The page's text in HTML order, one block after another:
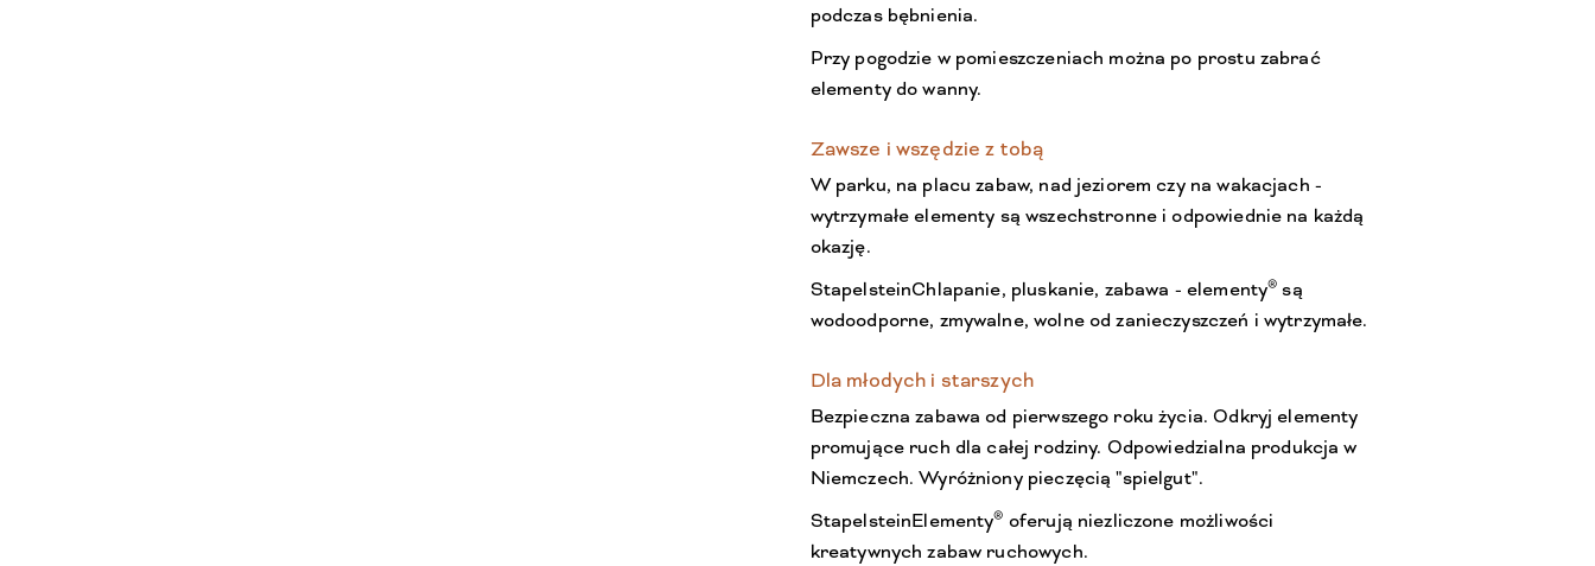
podczas bębnienia.
Przy pogodzie w pomieszczeniach można po prostu zabrać
elementy do wanny.
Zawsze i wszędzie z tobą
W parku, na placu zabaw, nad jeziorem czy na wakacjach -
wytrzymałe elementy są wszechstronne i odpowiednie na każdą
okazję.
StapelsteinChlapanie, pluskanie, zabawa - elementy® są
wodoodporne, zmywalne, wolne od zanieczyszczeń i wytrzymałe.
Dla młodych i starszych
Bezpieczna zabawa od pierwszego roku życia. Odkryj elementy
promujące ruch dla całej rodziny. Odpowiedzialna produkcja w
Niemczech. Wyróżniony pieczęcią "spielgut".
StapelsteinElementy® oferują niezliczone możliwości
kreatywnych zabaw ruchowych.